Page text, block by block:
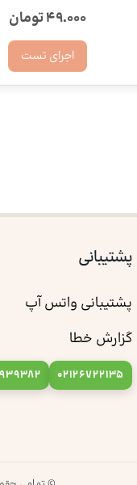
49.000 تومان
اجرای تست
پشتیبانی
پشتیبانی واتس آپ
گزارش خطا
02126722135